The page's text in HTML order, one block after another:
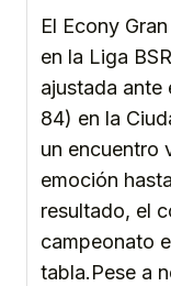
El Econy
en la Liga
ajustada ante
84) en la
un encuentro
emoción
resultado, el
campeonato
tabla.Pese a